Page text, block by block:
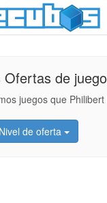
Ofertas de
juegos que
Nivel de oferta